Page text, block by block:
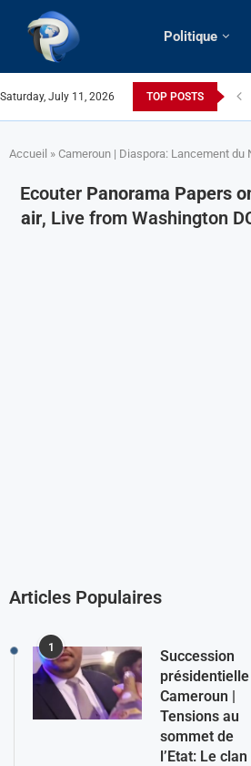
Politique
Saturday, July 11, 2026 TOP POSTS
Accueil » Cameroun | Diaspora: Lancement du
Ecouter Panorama Papers
air, Live from Washington
Articles Populaires
1
Succession
présidentielle
Cameroun |
Tensions au
sommet de
l’Etat: Le clan